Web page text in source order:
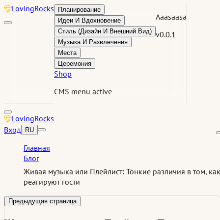
LovingRocks
Планирование
Идеи И Вдохновение
Стиль (Дизайн И Внешний Вид)
Музыка И Развлечения
Места
Церемония
Shop
CMS menu active
Aaasaasa
v0.0.1
LovingRocks
Вход RU
Главная
Блог
Живая музыка или Плейлист: Тонкие различия в том, как
реагируют гости
Предыдущая страница